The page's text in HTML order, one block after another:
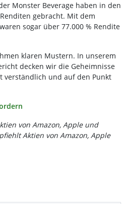
Monster Beverage haben in den
gebracht. Mit dem
sogar über 77.000 % Rendite
klaren Mustern. In unserem
decken wir die Geheimnisse
verständlich und auf den Punkt
von Amazon, Apple und
Aktien von Amazon, Apple